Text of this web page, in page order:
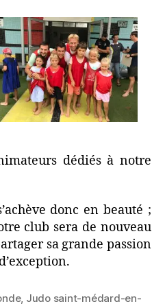
dédiés à notre
donc en beauté ;
club sera de nouveau
sa grande passion
, Judo saint-médard-en-